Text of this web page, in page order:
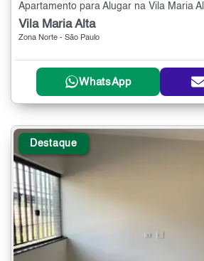
Vila Maria Alta
Zona Norte - São Paulo
WhatsApp
Destaque